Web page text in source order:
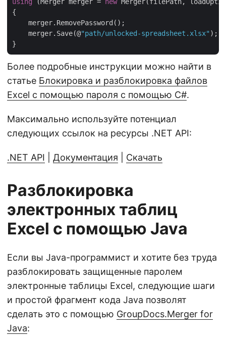
{
    merger.RemovePassword();
    merger.Save(@
"path/unlocked-spreadsheet.xlsx" );
Более подробные инструкции можно найти в
статье Блокировка и разблокировка файлов
Excel с помощью пароля с помощью C#.
Максимально используйте потенциал
следующих ссылок на ресурсы .NET API:
.NET API Документация Скачать
Разблокировка
электронных таблиц
Excel с помощью Java
Если вы Java-программист и хотите без труда
разблокировать защищенные паролем
электронные таблицы Excel, следующие шаги
и простой фрагмент кода Java позволят
сделать это с помощью GroupDocs.Merger for
Java: